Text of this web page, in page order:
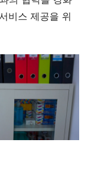
비스 제공을 위